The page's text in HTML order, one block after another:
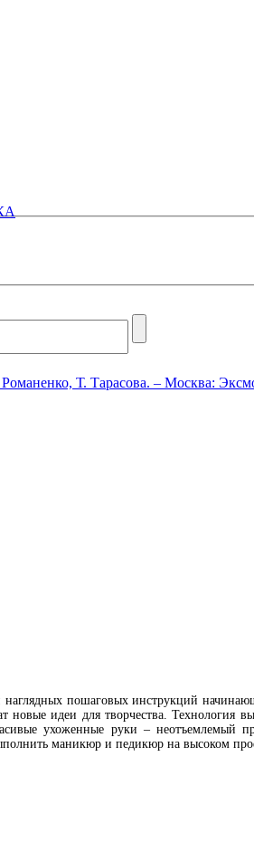
Т. Тарасова. – Москва:
пошаговых инструкций
новые идеи для творчества. Технология
ухоженные руки – неотъемлемый
маникюр и педикюр на высоком